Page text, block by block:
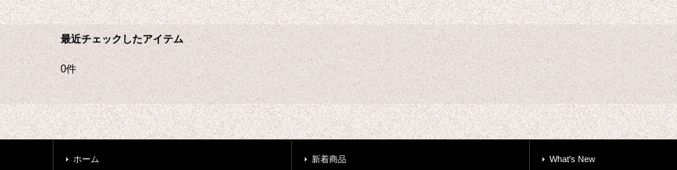
最近チェックしたアイテム
0件
ホーム 新着商品 What's New